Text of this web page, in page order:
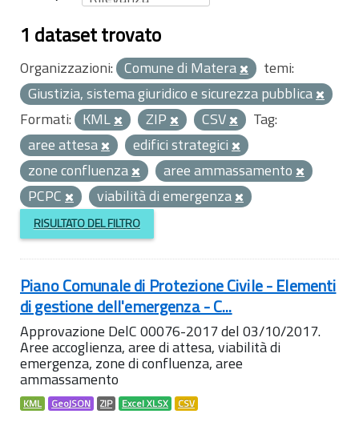
1 dataset trovato
Organizzazioni: Comune di Matera
temi:
Giustizia, sistema giuridico e sicurezza pubblica
Formati: KML ZIP CSV
Tag:
aree attesa
edifici strategici
zone confluenza
aree ammassamento
PCPC
viabilità di emergenza
RISULTATO DEL FILTRO
Piano Comunale di Protezione Civile - Elementi
di gestione dell'emergenza - C...
Approvazione DelC 00076-2017 del 03/10/2017.
Aree accoglienza, aree di attesa, viabilità di
emergenza, zone di confluenza, aree
ammassamento
KML GeoJSON ZIP Excel XLSX CSV